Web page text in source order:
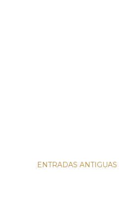
ENTRADAS ANTIGUAS